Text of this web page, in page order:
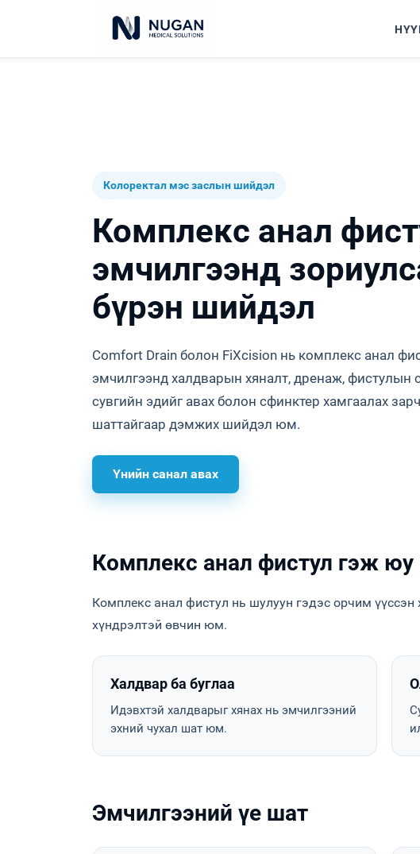
Колоректал мэс заслын шийдэл
Комплекс анал
эмчилгээнд
бүрэн шийдэл
Comfort Drain болон FiXcision нь комплекс анал
эмчилгээнд халдварын хяналт, дренаж, фистулын
сувгийн эдийг авах болон сфинктер хамгаалах
шаттайгаар дэмжих шийдэл юм.
Үнийн санал авах
Комплекс анал фистул гэж юу
Комплекс анал фистул нь шулуун гэдэс орчим
хүндрэлтэй өвчин юм.
Халдвар ба буглаа
Идэвхтэй халдварыг хянах нь эмчилгээний
эхний чухал шат юм.
Эмчилгээний үе шат